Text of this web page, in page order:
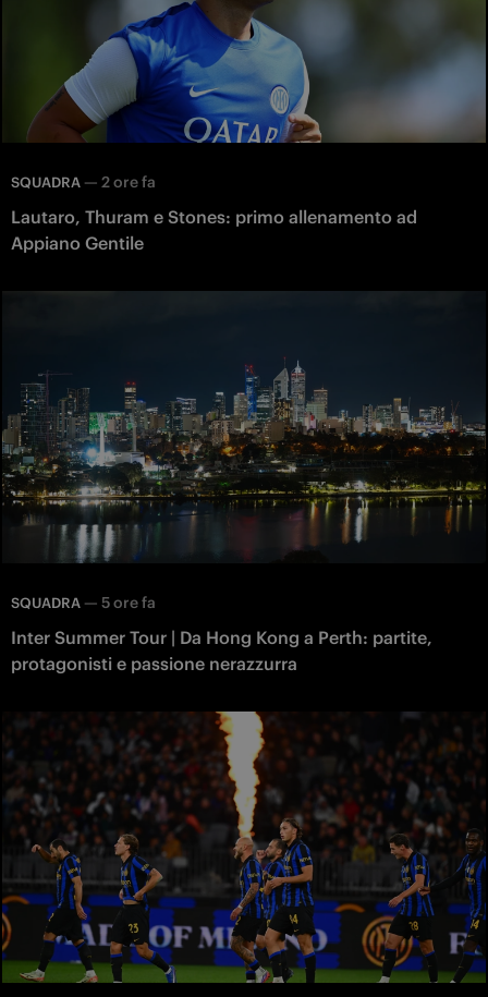
SQUADRA — 2 ore fa
Lautaro, Thuram e Stones: primo allenamento ad
Appiano Gentile
SQUADRA — 5 ore fa
Inter Summer Tour | Da Hong Kong a Perth: partite,
protagonisti e passione nerazzurra